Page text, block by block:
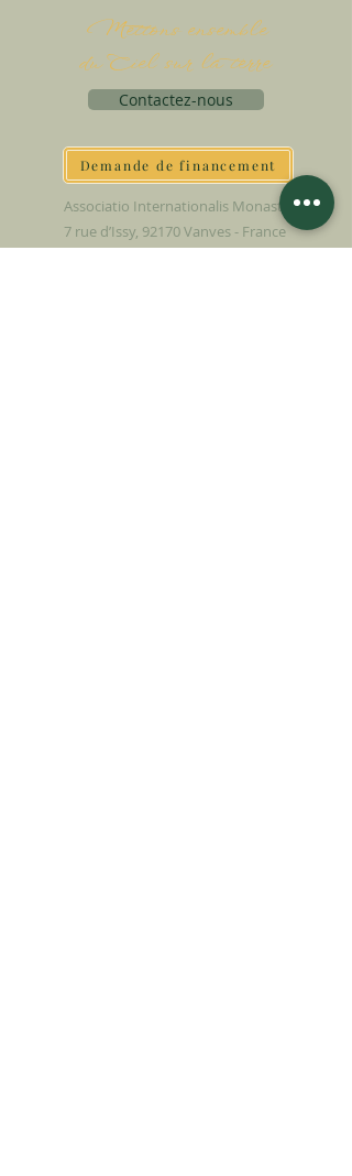
Mettons ensemble
du Ciel sur la terre
Contactez-nous
Demande de financement
Associatio Internationalis Monastica
7 rue d’Issy, 92170 Vanves - France